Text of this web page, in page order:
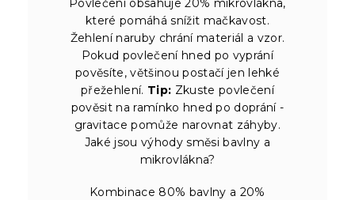
Povlečení obsahuje 20% mikrovlákna,
které pomáhá snížit mačkavost.
Žehlení naruby chrání materiál a vzor.
Pokud povlečení hned po vyprání
pověsíte, většinou postačí jen lehké
přežehlení. Tip: Zkuste povlečení
pověsit na ramínko hned po doprání -
gravitace pomůže narovnat záhyby.
Jaké jsou výhody směsi bavlny a
mikrovlákna?
Kombinace 80% bavlny a 20%